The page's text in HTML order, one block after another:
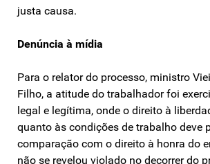
justa causa.
Denúncia à mídia
Para o relator do processo, ministro
Filho, a atitude do trabalhador foi
legal e legítima, onde o direito à
quanto às condições de trabalho deve
comparação com o direito à honra do
não se revelou violado no decorrer do